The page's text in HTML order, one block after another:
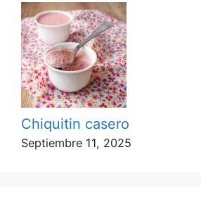
Chiquitin casero
Septiembre 11, 2025